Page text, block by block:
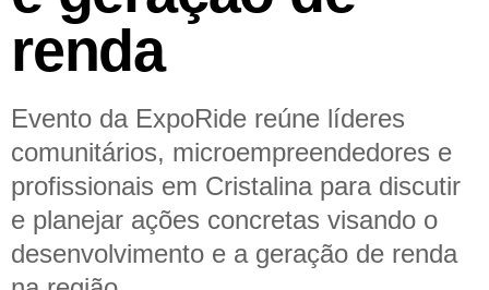
renda
Evento da ExpoRide reúne líderes
comunitários, microempreendedores e
profissionais em Cristalina para discutir
e planejar ações concretas visando o
desenvolvimento e a geração de renda